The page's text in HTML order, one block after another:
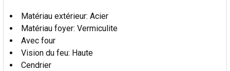
Matériau extérieur: Acier
Matériau foyer: Vermiculite
Avec four
Vision du feu: Haute
Cendrier